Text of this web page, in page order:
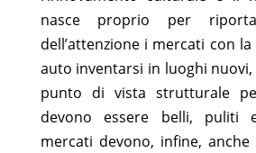
nasce proprio per
dell’attenzione i mercati con
auto inventarsi in luoghi nuovi,
punto di vista strutturale
devono essere belli, puliti
mercati devono, infine,